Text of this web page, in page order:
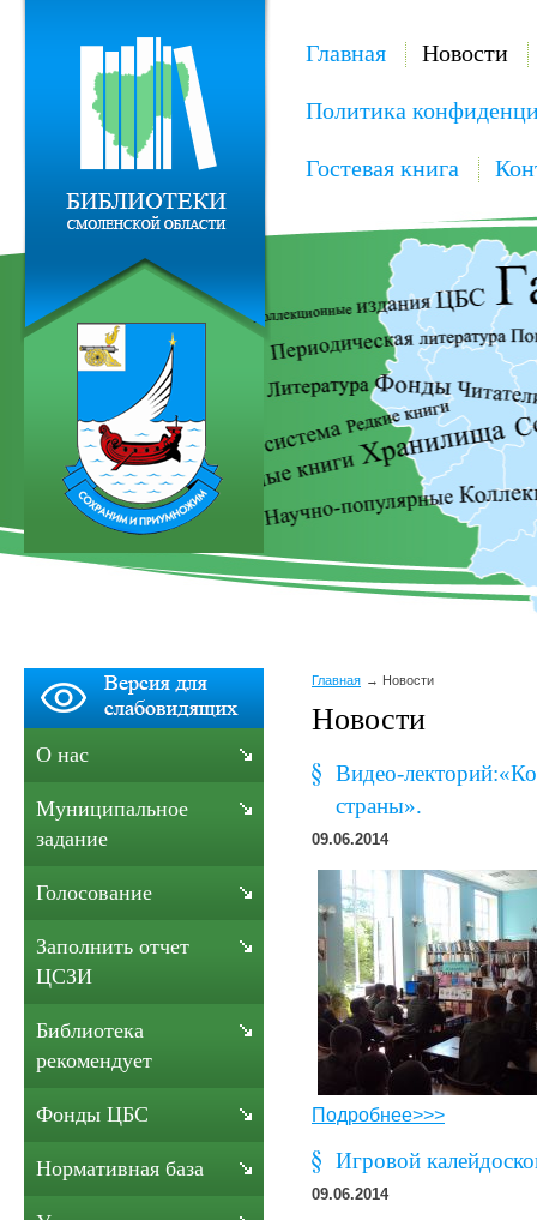
Главная Новости
Политика
Гостевая книга
Главная Новости
Новости
Видео-
страны».
09.06.2014
Подробнее>>>
Игровой
09.06.2014
О нас
Муниципальное
задание
Голосование
Заполнить отчет
ЦСЗИ
Библиотека
рекомендует
Фонды ЦБС
Нормативная база